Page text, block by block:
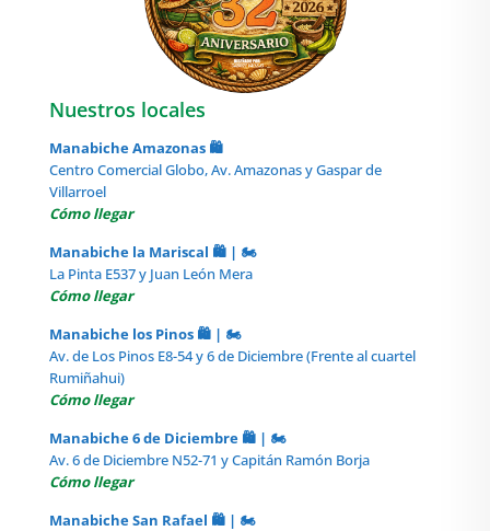
Nuestros locales
Manabiche Amazonas 🛍️
Centro Comercial Globo, Av. Amazonas y Gaspar de
Villarroel
Cómo llegar
Manabiche la Mariscal 🛍️ | 🏍️
La Pinta E537 y Juan León Mera
Cómo llegar
Manabiche los Pinos 🛍️ | 🏍️
Av. de Los Pinos E8-54 y 6 de Diciembre (Frente al cuartel
Rumiñahui)
Cómo llegar
Manabiche 6 de Diciembre 🛍️ | 🏍️
Av. 6 de Diciembre N52-71 y Capitán Ramón Borja
Cómo llegar
Manabiche San Rafael 🛍️ | 🏍️